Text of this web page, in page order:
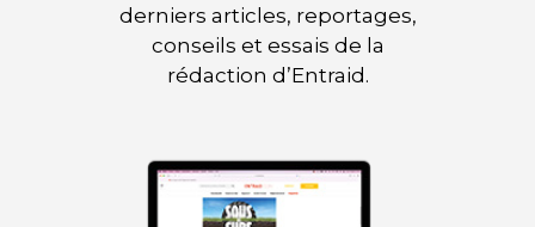
derniers articles, reportages,
conseils et essais de la
rédaction d’Entraid.